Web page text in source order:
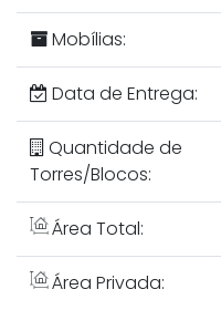
Mobílias:
Data de Entrega:
Quantidade de
Torres/Blocos:
Área Total:
Área Privada: